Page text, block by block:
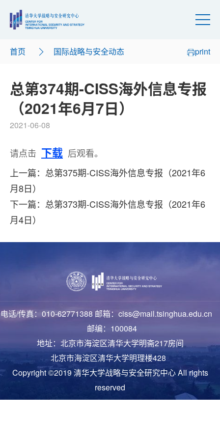
首页 国际战略与安全动态 print
总第374期-CISS海外信息专报
（2021年6月7日）
2021-06-08
请点击 下载 后观看。
上一篇：总第375期-CISS海外信息专报（2021年6
月8日）
下一篇：总第373期-CISS海外信息专报（2021年6
月4日）
电话/传真：010-62771388 邮箱：ciss@mail.tsinghua.edu.cn
邮编：100084
地址：北京市海淀区清华大学明斋217房间
北京市海淀区清华大学明理楼428
Copyright ©2019 清华大学战略与安全研究中心 All rights
reserved